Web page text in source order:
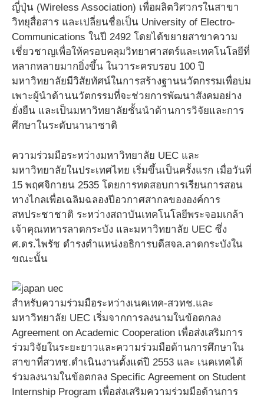
ญี่ปุ่น (Wireless Association) เพื่อผลิตวิศวกรในสาขา
วิทยุสื่อสาร และเปลี่ยนชื่อเป็น University of Electro-
Communications ในปี 2492 โดยได้ขยายสาขาความ
เชี่ยวชาญเพื่อให้ครอบคลุมวิทยาศาสตร์และเทคโนโลยีที่
หลากหลายมากยิ่งขึ้น ในวาระครบรอบ 100 ปี
มหาวิทยาลัยมีวิสัยทัศน์ในการสร้างฐานนวัตกรรมเพื่อบ่ม
เพาะผู้นำด้านนวัตกรรมที่จะช่วยการพัฒนาสังคมอย่าง
ยั่งยืน และเป็นมหาวิทยาลัยชั้นนำด้านการวิจัยและการ
ศึกษาในระดับนานาชาติ
ความร่วมมือระหว่างมหาวิทยาลัย UEC และ
มหาวิทยาลัยในประเทศไทย เริ่มขึ้นเป็นครั้งแรก เมื่อวันที่
15 พฤศจิกายน 2535 โดยการทดสอบการเรียนการสอน
ทางไกลเพื่อเฉลิมฉลองปีอวกาศสากลขององค์การ
สหประชาชาติ ระหว่างสถาบันเทคโนโลยีพระจอมเกล้า
เจ้าคุณทหารลาดกระบัง และมหาวิทยาลัย UEC ซึ่ง
ศ.ดร.ไพรัช ดำรงตำแหน่งอธิการบดีสจล.ลาดกระบังใน
ขณะนั้น
สำหรับความร่วมมือระหว่างเนคเทค-สวทช.และ
มหาวิทยาลัย UEC เริ่มจากการลงนามในข้อตกลง
Agreement on Academic Cooperation เพื่อส่งเสริมการ
ร่วมวิจัยในระยะยาวและความร่วมมือด้านการศึกษาใน
สาขาที่สวทช.ดำเนินงานตั้งแต่ปี 2553 และ เนคเทคได้
ร่วมลงนามในข้อตกลง Specific Agreement on Student
Internship Program เพื่อส่งเสริมความร่วมมือด้านการ